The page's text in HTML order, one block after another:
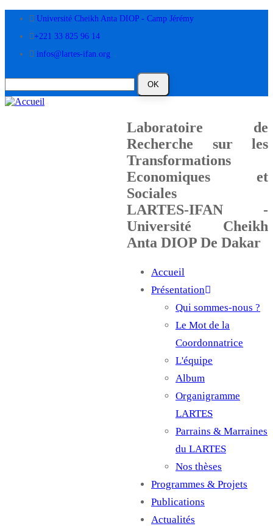
contenu
Université Cheikh Anta DIOP - Camp Jérémy
+221 33 825 96 14
infos@lartes-ifan.org
Laboratoire de
Recherche sur les
Transformations
Economiques et
Sociales
LARTES-IFAN -
Université Cheikh
Anta DIOP De Dakar
Main
navigation
Accueil
Présentation
Qui sommes-nous ?
Le Mot de la
Coordonnatrice
L'équipe
Album
Organigramme
LARTES
Parrains & Marraines
du LARTES
Nos thèses
Programmes & Projets
Publications
Actualités